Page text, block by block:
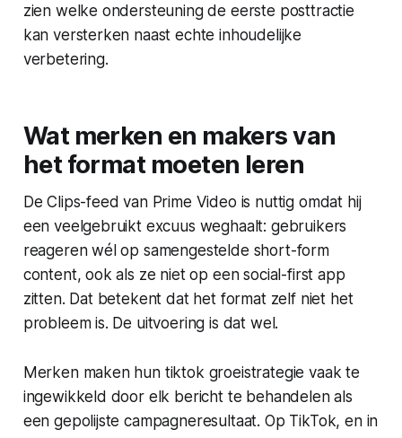
zien welke ondersteuning de eerste posttractie
kan versterken naast echte inhoudelijke
verbetering.
Wat merken en makers van
het format moeten leren
De Clips-feed van Prime Video is nuttig omdat hij
een veelgebruikt excuus weghaalt: gebruikers
reageren wél op samengestelde short-form
content, ook als ze niet op een social-first app
zitten. Dat betekent dat het format zelf niet het
probleem is. De uitvoering is dat wel.
Merken maken hun tiktok groeistrategie vaak te
ingewikkeld door elk bericht te behandelen als
een gepolijste campagneresultaat. Op TikTok, en in